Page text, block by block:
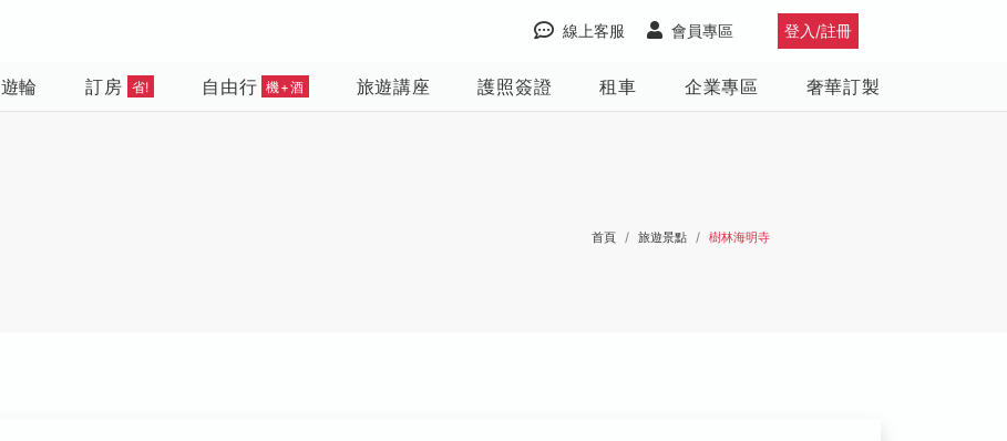
登入/註冊
會員專區
線上客服
遊輪 訂房 省! 自由行 機+酒 旅遊講座 護照簽證 租車 企業專區 奢華訂製
首頁 旅遊景點 樹林海明寺